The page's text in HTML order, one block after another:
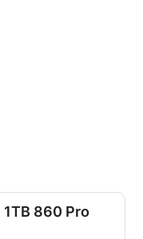
1TB 860 Pro